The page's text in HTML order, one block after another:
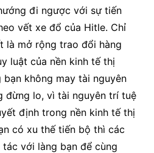
đi ngược với sự tiến
vết xe đổ của Hitle. Chỉ
là mở rộng trao đổi hàng
luật của nền kinh tế thị
không may tài nguyên
đừng lo, vì tài nguyên trí tuệ
định trong nền kinh tế thị
có xu thế tiến bộ thì các
với làng bạn để cùng